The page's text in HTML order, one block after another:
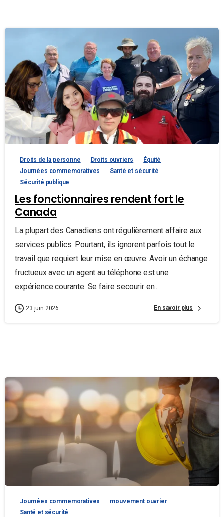
Droits de la personne Droits ouvriers
Équité
Journées commemoratives
Santé et sécurité
Sécurité publique
Les fonctionnaires rendent fort le
Canada
La plupart des Canadiens ont régulièrement affaire aux
services publics. Pourtant, ils ignorent parfois tout le
travail que requiert leur mise en œuvre. Avoir un échange
fructueux avec un agent au téléphone est une
expérience courante. Se faire secourir en...
23 juin 2026 En savoir plus
Journées commemoratives
mouvement ouvrier
Santé et sécurité